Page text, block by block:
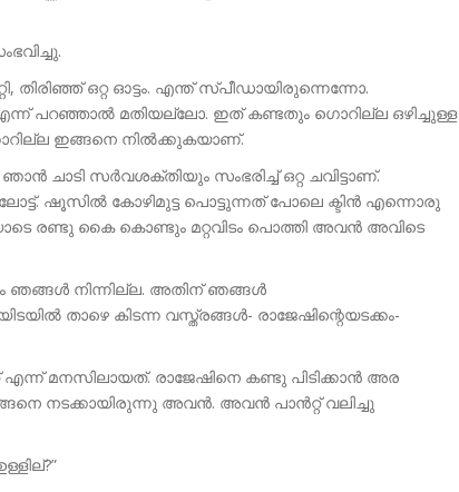
തിരിഞ്ഞ് ഒറ്റ ഓട്ടം. എന്ത് സ്പീഡായിരുന്നെന്നോ.
പറഞ്ഞാൽ മതിയല്ലോ. ഇത് കണ്ടതും ഗൊറില്ല ഒഴിച്ചുള്ള
ഇങ്ങനെ നിൽക്കുകയാണ്.
ചാടി സർവശക്തിയും സംഭരിച്ച് ഒറ്റ ചവിട്ടാണ്.
ഷൂസിൽ കോഴിമുട്ട പൊട്ടുന്നത് പോലെ ക്ടിൻ എന്നൊരു
രണ്ടു കൈ കൊണ്ടും മറ്റവിടം പൊത്തി അവൻ അവിടെ
നിന്നില്ല. അതിന് ഞങ്ങൾ
താഴെ കിടന്ന വസ്ത്രങ്ങൾ- രാജേഷിന്റെയടക്കം-
മനസിലായത്. രാജേഷിനെ കണ്ടു പിടിക്കാൻ അര
നടക്കായിരുന്നു അവൻ. അവൻ പാൻറ്റ് വലിച്ചു